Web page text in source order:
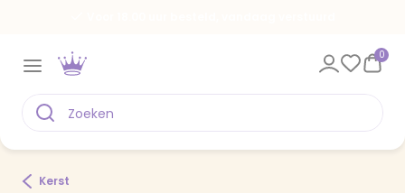
0
Kerst